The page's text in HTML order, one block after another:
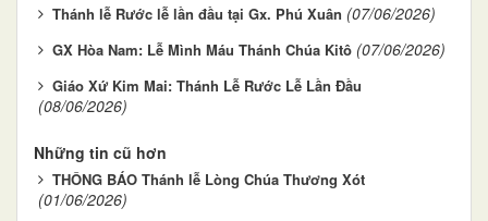
Thánh lễ Rước lễ lần đầu tại Gx. Phú Xuân (07/06/2026)
GX Hòa Nam: Lễ Mình Máu Thánh Chúa Kitô (07/06/2026)
Giáo Xứ Kim Mai: Thánh Lễ Rước Lễ Lần Đầu
(08/06/2026)
Những tin cũ hơn
THÔNG BÁO Thánh lễ Lòng Chúa Thương Xót
(01/06/2026)